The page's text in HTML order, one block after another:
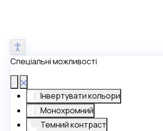
Спеціальні можливості
Інвертувати кольори
Монохромний
Темний контраст